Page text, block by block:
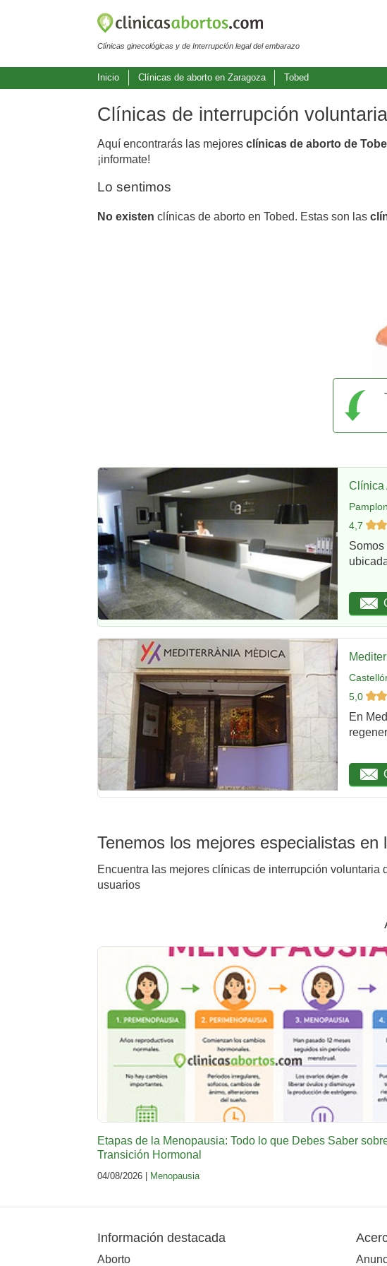
Clínicas ginecológicas y de Interrupción legal del embarazo
Inicio Clínicas de aborto en Zaragoza Tobed
Clínicas de interrupción
Aquí encontrarás las mejores clínicas de aborto de
¡informate!
Lo sentimos
No existen clínicas de aborto en Tobed. Estas son las
Clínica
4,7
5,0
En
Tenemos los mejores especialistas en
Encuentra las mejores clínicas de interrupción
usuarios
Etapas de la Menopausia: Todo lo que Debes Saber
Transición Hormonal
04/08/2026 | Menopausia
Información destacada
Aborto